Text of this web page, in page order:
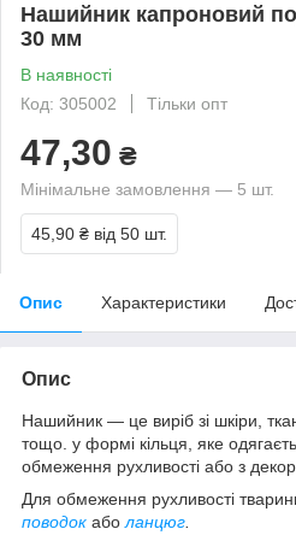
Нашийник капроновий
30 мм
В наявності
Код: 305002
Тільки опт
47,30 ₴
Мінімальне замовлення — 5 шт.
45,90 ₴ від 50 шт.
Опис Характеристики
Опис
Нашийник — це виріб зі шкіри,
тощо. у формі кільця, яке
обмеження рухливості або з
Для обмеження рухливості
поводок або ланцюг